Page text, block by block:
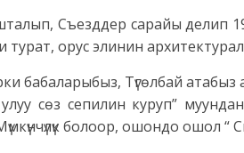
Съезддер сарайы делип
орус элинин
бабаларыбыз, Түгөлбай атабыз
сөз сепилин куруп”
болоор, ошондо ошол “